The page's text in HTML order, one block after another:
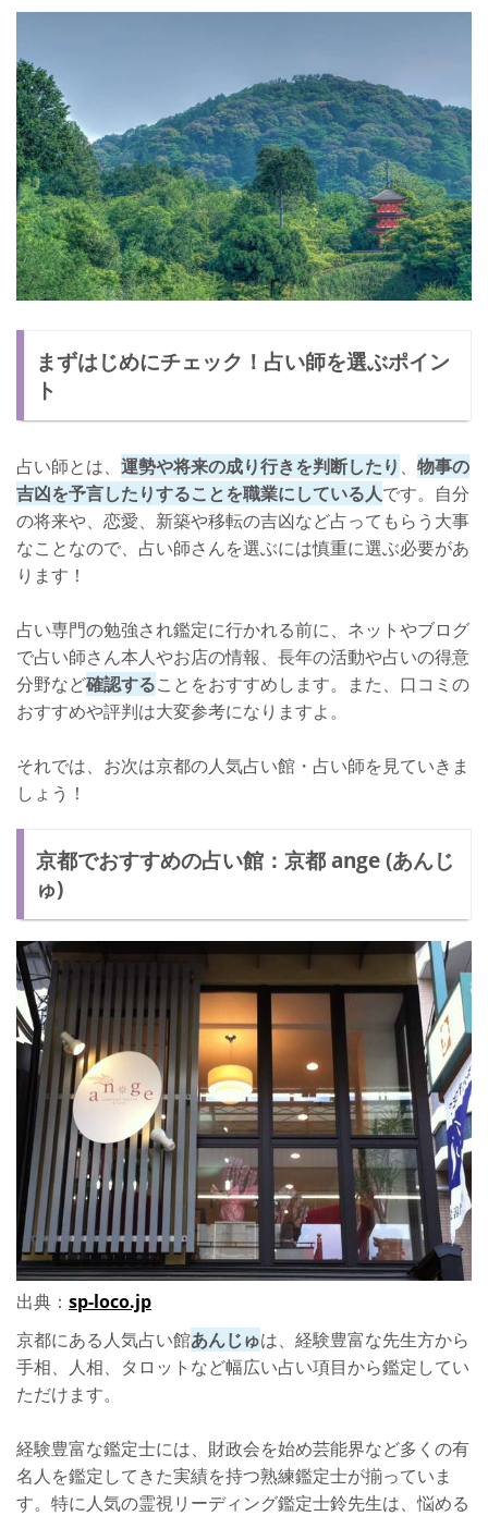
口コミ
鑑定料金
店舗詳細
京都でおすすめの占い館：京都占いサロン 蓮
当たる！人気占い師：きたおおじ蓮(れん)先生
口コミ
京都でおすすめの占い館：銀月堂
当たる！人気占い師：植野 銀月(うえの ぎんつき)先生
口コミ
鑑定料金
店舗詳細
京都でおすすめの占い館：千里眼
当たる！人気占い師：紅蘭(こうらん)先生
口コミ
店舗詳細
当たる！人気占い師：あや先生
鑑定料金
店舗詳細
京都でおすすめの占い処：京都 占いバー「月」
当たる！人気占い師：勝村 百観(かつむら ひゃっかん)先生
口コミ
鑑定料金
店舗詳細
京都でおすすめの占い師：YU-JIRO先生
鑑定料金
詳細
【おまけ】1,000円〜！京都で安いのに当たる占い館：京の占い 未
来占い
口コミ
鑑定料金
まずはじめにチェック！占い師を選ぶポイン
ト
占い師とは、 運勢や将来の成り行きを判断したり 、 物事の
吉凶を予言したりすることを職業にしている人です。自分
の将来や、恋愛、新築や移転の吉凶など占ってもらう大事
なことなので、占い師さんを選ぶには慎重に選ぶ必要があ
ります！
占い専門の勉強され鑑定に行かれる前に、ネットやブログ
で占い師さん本人やお店の情報、長年の活動や占いの得意
分野など確認することをおすすめします。また、口コミの
おすすめや評判は大変参考になりますよ。
それでは、お次は京都の人気占い館・占い師を見ていきま
しょう！
京都でおすすめの占い館：京都 ange (あんじ
ゅ)
出典： sp-loco.jp
京都にある人気占い館あんじゅは、経験豊富な先生方から
手相、人相、タロットなど幅広い占い項目から鑑定してい
ただけます。
経験豊富な鑑定士には、財政会を始め芸能界など多くの有
名人を鑑定してきた実績を持つ熟練鑑定士が揃っていま
す。特に人気の霊視リーディング鑑定士鈴先生は、悩める